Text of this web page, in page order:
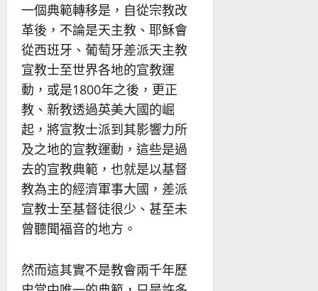
一個典範轉移是，自從宗教改
革後，不論是天主教、耶穌會
從西班牙、葡萄牙差派天主教
宣教士至世界各地的宣教運
動，或是1800年之後，更正
教、新教透過英美大國的崛
起，將宣教士派到其影響力所
及之地的宣教運動，這些是過
去的宣教典範，也就是以基督
教為主的經濟軍事大國，差派
宣教士至基督徒很少、甚至未
曾聽聞福音的地方。
然而這其實不是教會兩千年歷